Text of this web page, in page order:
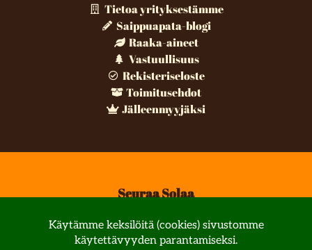
Tietoa yrityksestämme
Saippuapata-blogi
Raaka-aineet
Vastuullisuus
Rekisteriseloste
Toimitusehdot
Jälleenmyyjäksi
Seuraa Solaa